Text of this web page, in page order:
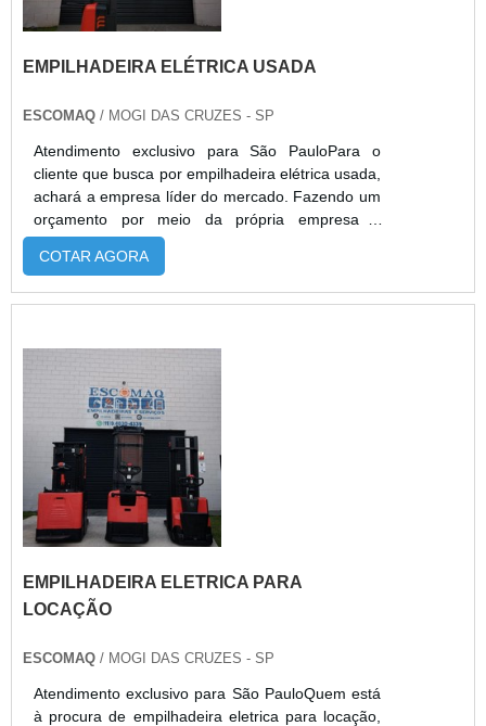
EMPILHADEIRA ELÉTRICA USADA
ESCOMAQ / MOGI DAS CRUZES - SP
Atendimento exclusivo para São PauloPara o
cliente que busca por empilhadeira elétrica usada,
achará a empresa líder do mercado. Fazendo um
orçamento por meio da própria empresa e
achando a melhor em qualidade e custo
benefício.Quando a busca é por empilhadeira
Escomaq irá encontrar precisão com
EMPILHADEIRA ELÉTRICA US...
COTAR AGORA
EMPILHADEIRA ELETRICA PARA
LOCAÇÃO
ESCOMAQ / MOGI DAS CRUZES - SP
Atendimento exclusivo para São PauloQuem está
à procura de empilhadeira eletrica para locação,